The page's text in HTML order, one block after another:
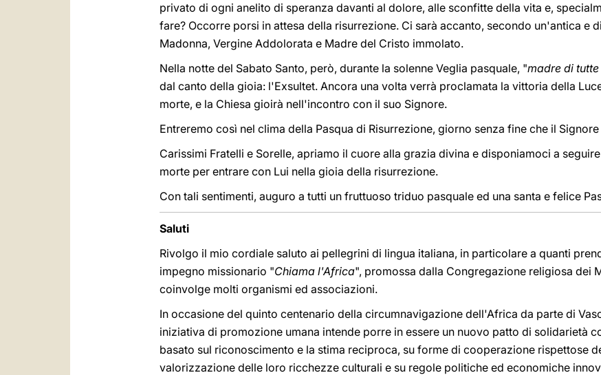
privato di ogni anelito di speranza davanti al dolore, alle sconfitte della vita e,
fare? Occorre porsi in attesa della risurrezione. Ci sarà accanto, secondo un'antica e
Madonna, Vergine Addolorata e Madre del Cristo immolato.
Nella notte del Sabato Santo, però, durante la solenne Veglia pasquale, "madre di
dal canto della gioia: l'Exsultet. Ancora una volta verrà proclamata la vittoria della
morte, e la Chiesa gioirà nell'incontro con il suo Signore.
Entreremo così nel clima della Pasqua di Risurrezione, giorno senza fine che il
Carissimi Fratelli e Sorelle, apriamo il cuore alla grazia divina e disponiamoci a
morte per entrare con Lui nella gioia della risurrezione.
Con tali sentimenti, auguro a tutti un fruttuoso triduo pasquale ed una santa e felice
Saluti
Rivolgo il mio cordiale saluto ai pellegrini di lingua italiana, in particolare a quanti
impegno missionario "Chiama l'Africa", promossa dalla Congregazione religiosa dei
coinvolge molti organismi ed associazioni.
In occasione del quinto centenario della circumnavigazione dell'Africa da parte di
iniziativa di promozione umana intende porre in essere un nuovo patto di solidarietà
basato sul riconoscimento e la stima reciproca, su forme di cooperazione rispettose
valorizzazione delle loro ricchezze culturali e su regole politiche ed economiche